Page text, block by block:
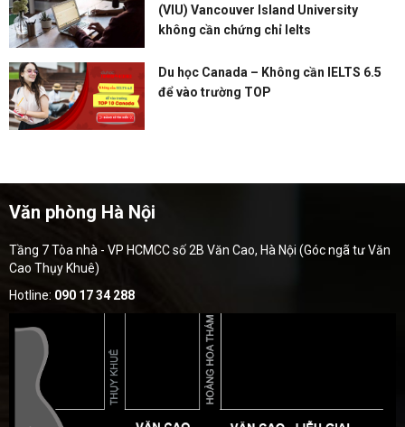
(VIU) Vancouver Island University
không cần chứng chỉ Ielts
Du học Canada – Không cần IELTS 6.5
để vào trường TOP
Văn phòng Hà Nội
Tầng 7 Tòa nhà - VP HCMCC số 2B Văn Cao, Hà Nội (Góc ngã tư Văn
Cao Thụy Khuê)
Hotline: 090 17 34 288